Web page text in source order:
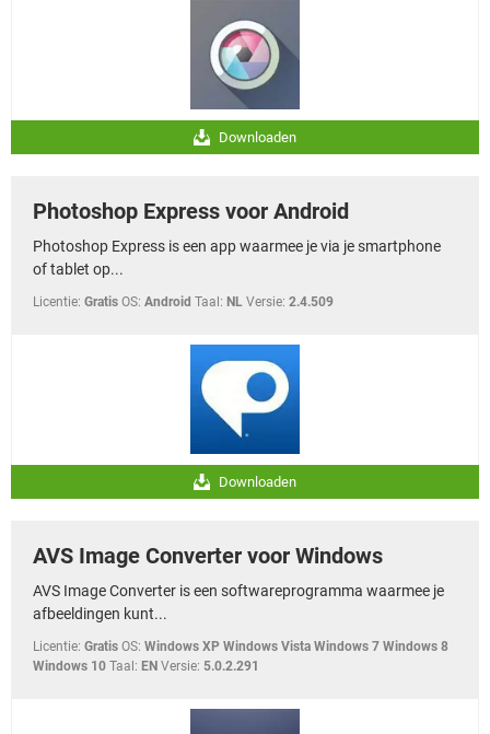
Downloaden
Photoshop Express voor Android
Photoshop Express is een app waarmee je via je smartphone
of tablet op...
Licentie: Gratis OS: Android Taal: NL Versie: 2.4.509
Downloaden
AVS Image Converter voor Windows
AVS Image Converter is een softwareprogramma waarmee je
afbeeldingen kunt...
Licentie: Gratis OS: Windows XP Windows Vista Windows 7 Windows 8
Windows 10 Taal: EN Versie: 5.0.2.291